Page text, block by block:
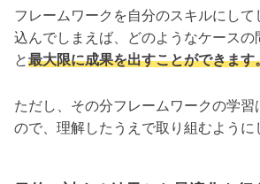
フレームワークを自分のスキルにし
込んでしまえば、どのようなケースの
と最大限に成果を出すことができます
ただし、その分フレームワークの学習
ので、理解したうえで取り組むように